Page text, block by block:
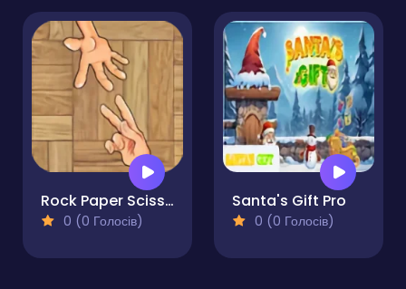
Rock Paper Scissor
0 (0 Голосів)
Santa's Gift Pro
0 (0 Голосів)